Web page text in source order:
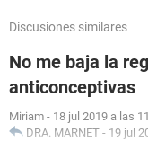
Discusiones similares
No me baja la
anticonceptivas
Miriam - 18 jul 2019 a las
DRA. MARNET - 19 jul